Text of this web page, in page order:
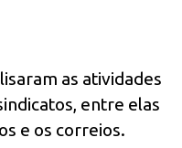
as atividades
entre elas
e os correios.